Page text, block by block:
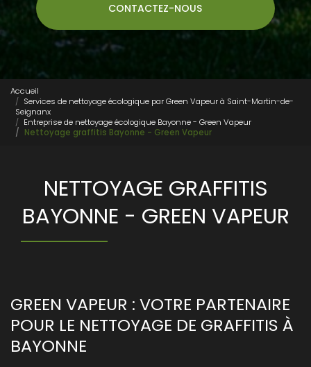
CONTACTEZ-NOUS
Accueil
Services de nettoyage écologique par Green Vapeur à Saint-Martin-de-
Seignanx
Entreprise de nettoyage écologique Bayonne - Green Vapeur
Nettoyage graffitis Bayonne - Green Vapeur
NETTOYAGE GRAFFITIS
BAYONNE - GREEN VAPEUR
GREEN VAPEUR : VOTRE PARTENAIRE
POUR LE NETTOYAGE DE GRAFFITIS À
BAYONNE